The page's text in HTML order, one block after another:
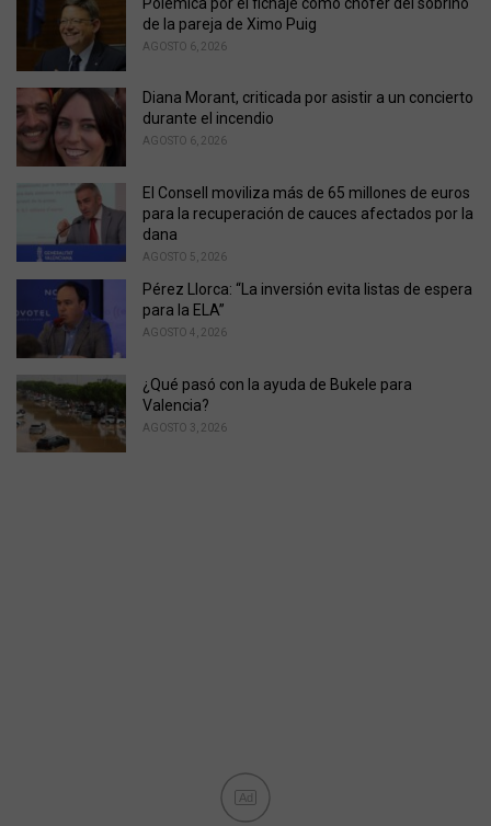
de la pareja de Ximo Puig
AGOSTO 6, 2026
Diana Morant, criticada por asistir a un concierto
durante el incendio
AGOSTO 6, 2026
El Consell moviliza más de 65 millones de euros
para la recuperación de cauces afectados por la
dana
AGOSTO 5, 2026
Pérez Llorca: “La inversión evita listas de espera
para la ELA”
AGOSTO 4, 2026
¿Qué pasó con la ayuda de Bukele para
Valencia?
AGOSTO 3, 2026
Ad